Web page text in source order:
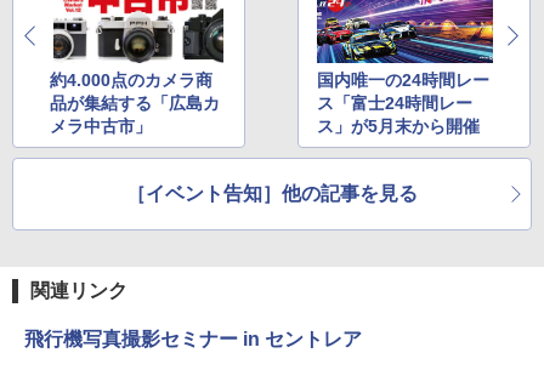
約4.000点のカメラ商
品が集結する「広島カ
メラ中古市」
国内唯一の24時間レー
ス「富士24時間レー
ス」が5月末から開催
［イベント告知］他の記事を見る
関連リンク
飛行機写真撮影セミナー in セントレア